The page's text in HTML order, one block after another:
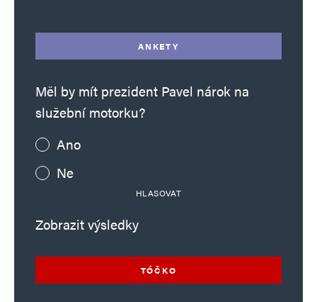
ANKETY
Měl by mít prezident Pavel nárok na
služební motorku?
Ano
Ne
HLASOVAT
Zobrazit výsledky
TÓČKO